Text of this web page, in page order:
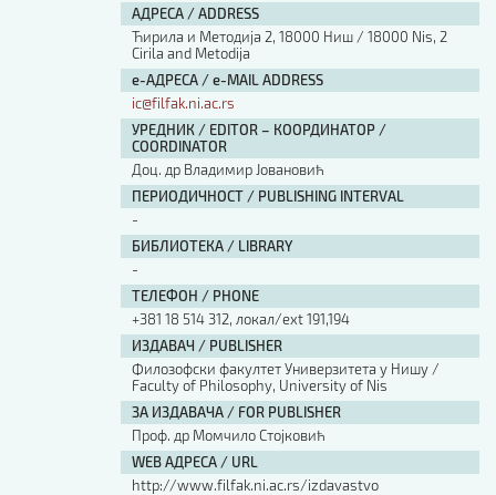
АДРЕСА / ADDRESS
Ћирила и Методија 2, 18000 Ниш / 18000 Nis, 2
Cirila and Metodija
е-АДРЕСА / e-MAIL ADDRESS
ic@filfak.ni.ac.rs
УРЕДНИК / EDITOR – КООРДИНАТОР /
COORDINATOR
Доц. др Владимир Јовановић
ПЕРИОДИЧНОСТ / PUBLISHING INTERVAL
-
БИБЛИОТЕКА / LIBRARY
-
ТЕЛЕФОН / PHONE
+381 18 514 312, локал/ext 191,194
ИЗДАВАЧ / PUBLISHER
Филозофски факултет Универзитета у Нишу /
Faculty of Philosophy, University of Nis
ЗА ИЗДАВАЧА / FOR PUBLISHER
Проф. др Момчило Стојковић
WEB АДРЕСА / URL
http://www.filfak.ni.ac.rs/izdavastvo